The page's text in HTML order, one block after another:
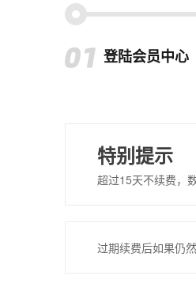
登陆会员中心
特别提示
超过15天不续费，
过期续费后如果仍